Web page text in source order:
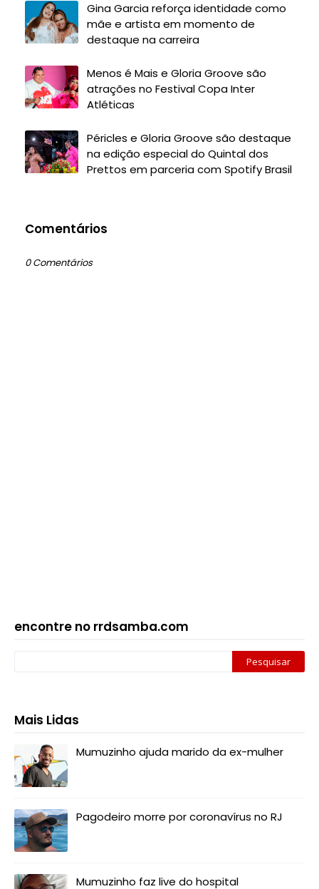
Gina Garcia reforça identidade como
mãe e artista em momento de
destaque na carreira
Menos é Mais e Gloria Groove são
atrações no Festival Copa Inter
Atléticas
Péricles e Gloria Groove são destaque
na edição especial do Quintal dos
Prettos em parceria com Spotify Brasil
Comentários
0 Comentários
encontre no rrdsamba.com
Mais Lidas
Mumuzinho ajuda marido da ex-mulher
Pagodeiro morre por coronavírus no RJ
Mumuzinho faz live do hospital